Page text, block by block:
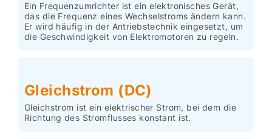
Ein Frequenzumrichter ist ein elektronisches Gerät,
das die Frequenz eines Wechselstroms ändern kann.
Er wird häufig in der Antriebstechnik eingesetzt, um
die Geschwindigkeit von Elektromotoren zu regeln.
Gleichstrom (DC)
Gleichstrom ist ein elektrischer Strom, bei dem die
Richtung des Stromflusses konstant ist.